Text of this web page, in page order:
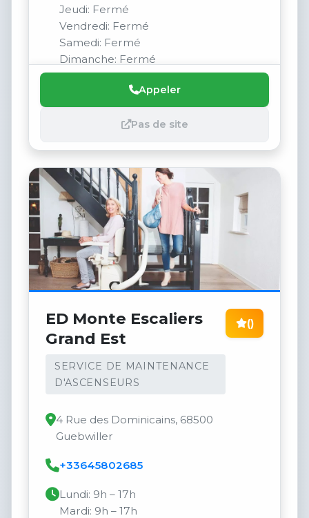
Jeudi: Fermé
Vendredi: Fermé
Samedi: Fermé
Dimanche: Fermé
Appeler
Pas de site
ED Monte Escaliers
Grand Est
SERVICE DE MAINTENANCE
D'ASCENSEURS
()
4 Rue des Dominicains, 68500
Guebwiller
+33645802685
Lundi: 9h – 17h
Mardi: 9h – 17h